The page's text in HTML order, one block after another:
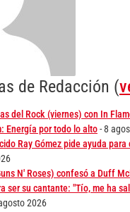
de Redacción (
del Rock (viernes) con In
Energía por todo lo alto- 8
Ray Gómez pide ayuda
N' Roses) confesó a Duff
ser su cantante: "Tío, me ha
2026